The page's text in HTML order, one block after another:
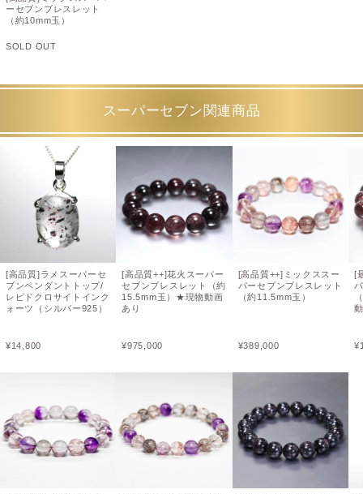
ーセブンブレスレット
（約10mm玉）
SOLD OUT
スーパーセブン関連商品
[高品質]ラメスーパーセ
ブンペンダントトップ/
レピドクロサイトインク
ォーツ（シルバー925）
¥14,800
[高品質++]花火スーパー
セブンブレスレット（約
15.5mm玉）★現物動画
あり
¥975,000
[高品質++]ミックススー
パーセブンブレスレット
（約11.5mm玉）
¥389,000
[
¥